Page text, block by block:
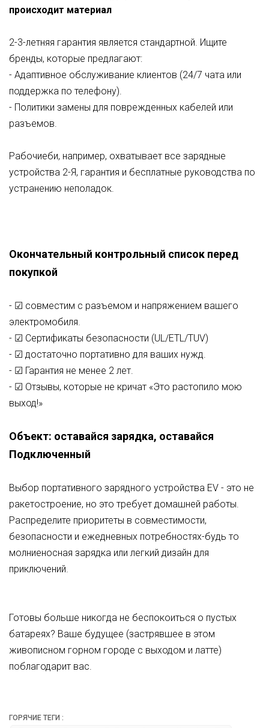
происходит материал
2-3-летняя гарантия является стандартной. Ищите
бренды, которые предлагают:
- Адаптивное обслуживание клиентов (24/7 чата или
поддержка по телефону).
- Политики замены для поврежденных кабелей или
разъемов.
Рабочиеби, например, охватывает все зарядные
устройства 2-Я, гарантия и бесплатные руководства по
устранению неполадок.
Окончательный контрольный список перед
покупкой
- ☑ совместим с разъемом и напряжением вашего
электромобиля.
- ☑ Сертификаты безопасности (UL/ETL/TUV)
- ☑ достаточно портативно для ваших нужд.
- ☑ Гарантия не менее 2 лет.
- ☑ Отзывы, которые не кричат «Это растопило мою
выход!»
Объект: оставайся зарядка, оставайся
Подключенный
Выбор портативного зарядного устройства EV - это не
ракетостроение, но это требует домашней работы.
Распределите приоритеты в совместимости,
безопасности и ежедневных потребностях-будь то
молниеносная зарядка или легкий дизайн для
приключений.
Готовы больше никогда не беспокоиться о пустых
батареях? Ваше будущее (застрявшее в этом
живописном горном городе с выходом и латте)
поблагодарит вас.
ГОРЯЧИЕ ТЕГИ :